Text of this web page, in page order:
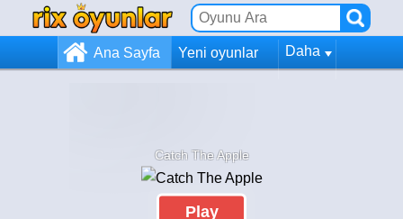
Ana Sayfa Yeni oyunlar Daha
Catch The Apple
Play